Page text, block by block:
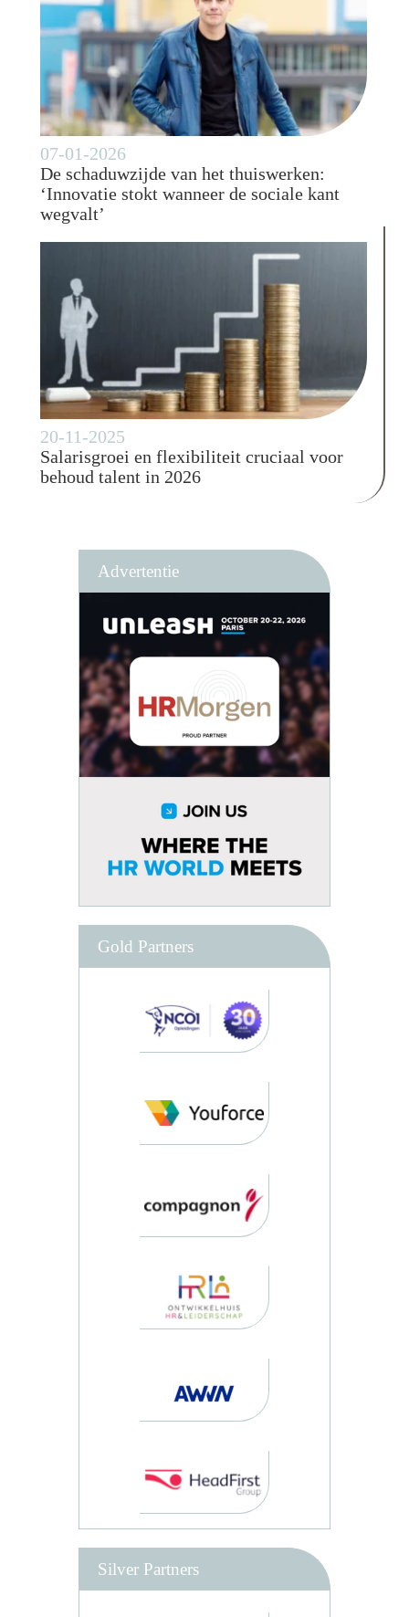
07-01-2026
De schaduwzijde van het thuiswerken:
‘Innovatie stokt wanneer de sociale kant
wegvalt’
20-11-2025
Salarisgroei en flexibiliteit cruciaal voor
behoud talent in 2026
Advertentie
Gold Partners
Silver Partners